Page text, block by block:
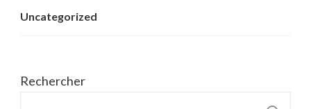
Uncategorized
Rechercher